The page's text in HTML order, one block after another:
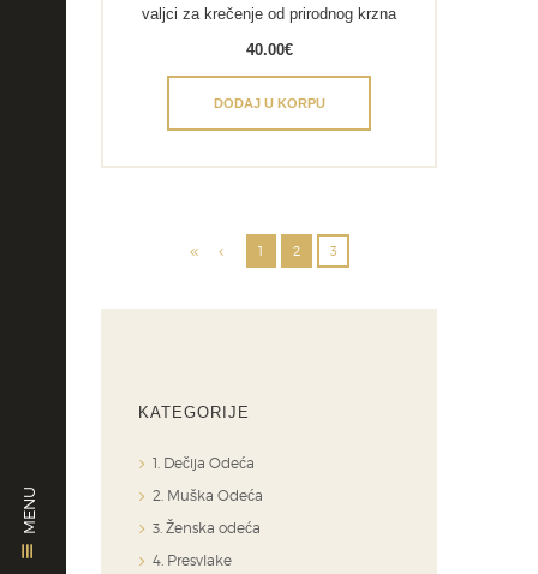
MENU
valjci za krečenje od prirodnog krzna
40.00€
DODAJ U KORPU
1 2 3
KATEGORIJE
1. Dečija Odeća
2. Muška Odeća
3. Ženska odeća
4. Presvlake